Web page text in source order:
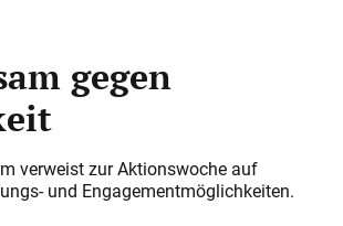
gegen
verweist zur Aktionswoche auf
und Engagementmöglichkeiten.